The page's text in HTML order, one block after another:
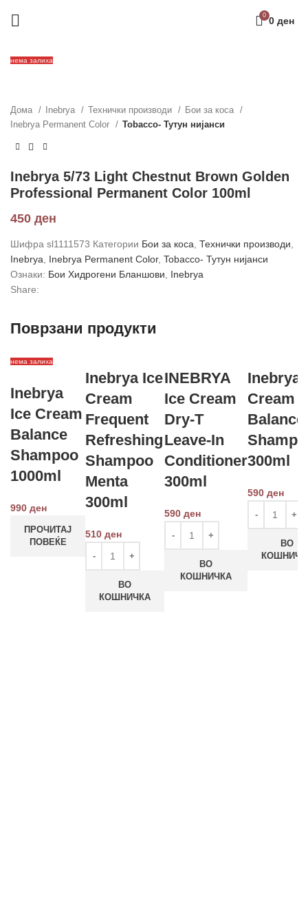
0 0 ден
нема залиха
Дома Inebrya Технички производи
Бои за коса
Inebrya Permanent Color
Tobacco- Тутун нијанси
Inebrya 5/73 Light Chestnut Brown Golden
Professional Permanent Color 100ml
450 ден
Шифра sl1111573 Категории Бои за коса Технички производи
Inebrya
Inebrya Permanent Color, Tobacco- Тутун нијанси
Ознаки: Бои Хидрогени Бланшови
Inebrya
Share:
Поврзани продукти
нема залиха
Inebrya
Ice Cream
Balance
Shampoo
1000ml
990 ден
ПРОЧИТАЈ
ПОВЕЌЕ
Inebrya Ice
Cream
Frequent
Refreshing
Shampoo
Menta
300ml
510 ден
ВО
КОШНИЧКА
INEBRYA
Ice Cream
Dry-T
Leave-In
Conditioner
300ml
590 ден
ВО
КОШНИЧКА
Inebrya
Cream
Balance
300ml
590 ден
ВО